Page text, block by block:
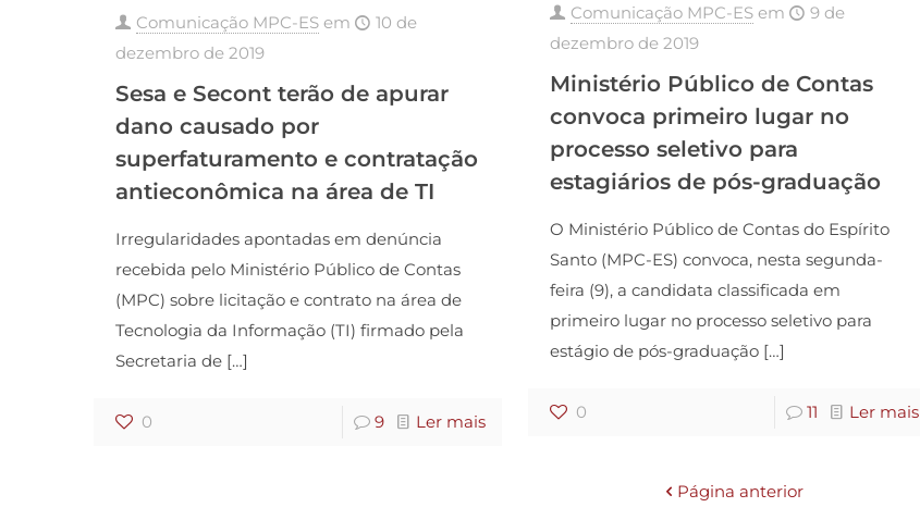
Comunicação MPC-ES em
10 de
dezembro de 2019
Sesa e Secont terão de apurar
dano causado por
superfaturamento e contratação
antieconômica na área de TI
Irregularidades apontadas em denúncia
recebida pelo Ministério Público de Contas
(MPC) sobre licitação e contrato na área de
Tecnologia da Informação (TI) firmado pela
Secretaria de[…]
0 9 Ler mais
Comunicação MPC-ES em
9 de
dezembro de 2019
Ministério Público de Contas
convoca primeiro lugar no
processo seletivo para
estagiários de pós-graduação
O Ministério Público de Contas do Espírito
Santo (MPC-ES) convoca, nesta segunda-
feira (9), a candidata classificada em
primeiro lugar no processo seletivo para
estágio de pós-graduação[…]
0 11 Ler mais
Página anterior